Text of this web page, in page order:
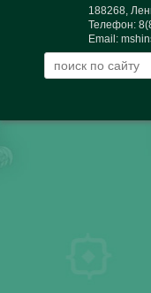
188268,
Телефон:
Email: